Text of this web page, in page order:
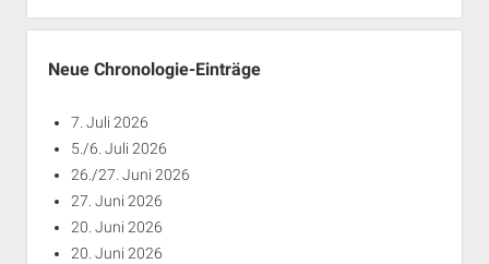
Jahren
Neue Chronologie-Einträge
7. Juli 2026
5./6. Juli 2026
26./27. Juni 2026
27. Juni 2026
20. Juni 2026
20. Juni 2026